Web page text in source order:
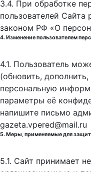
3.4. При обработке
пользователей
законом РФ «О
4. Изменение пользователем
4.1. Пользователь
(обновить,
персональную
параметры её
напишите письмо
gazeta.vpered@mail.ru
5. Меры, применяемые для
5.1. Сайт принимает